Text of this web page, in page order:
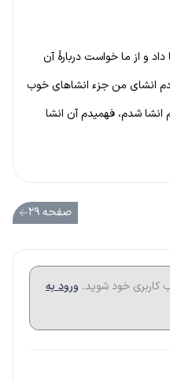
و از ما خواست دربارهٔ آن
انشای من جزء انشاهای خوب
شدم، فهمیدم آن انشا
صفحه ۲۹
کاربری خود شوید. ورود به